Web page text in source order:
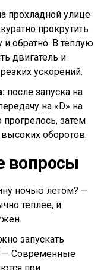
прохладной улице
прокрутить
обратно. В теплую
двигатель и
ускорений.
после запуска на
на «D» на
затем
высоких оборотов.
вопросы
ночью летом? —
теплее, и
запускать
— Современные